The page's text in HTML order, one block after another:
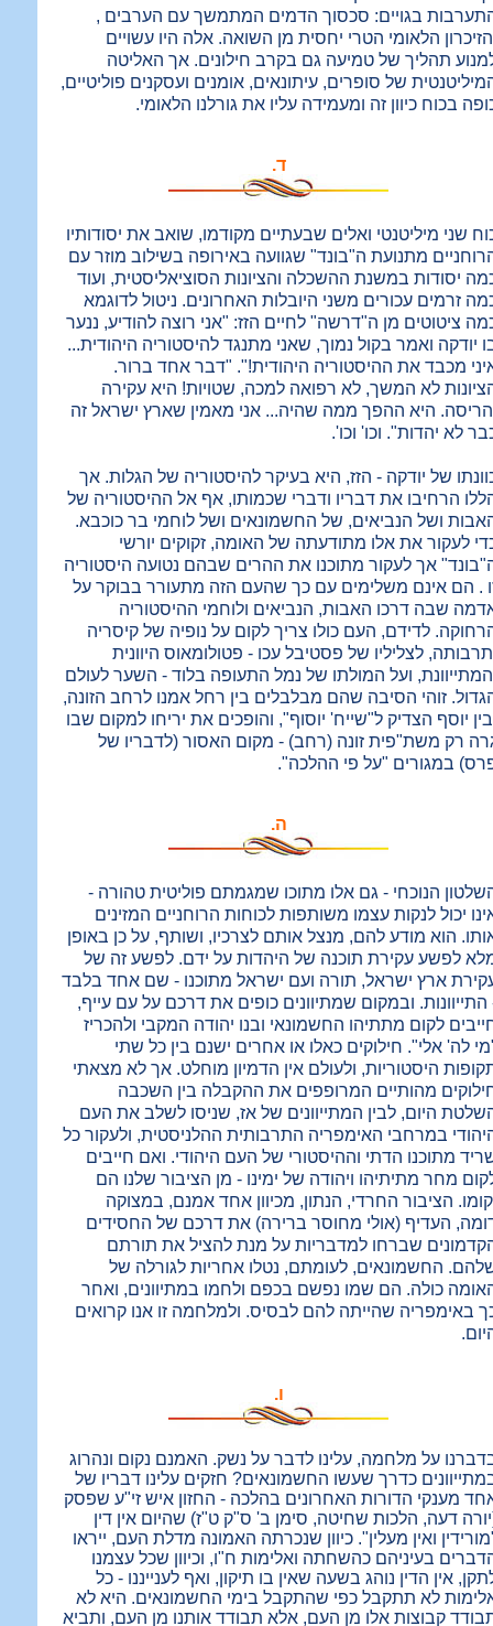
בגויים: סכסוך הדמים המתמשך עם הערבים ,
הלאומי הטרי יחסית מן השואה. אלה היו עשויים
תהליך של טמיעה גם בקרב חילונים. אך האליטה
של סופרים, עיתונאים, אומנים ועסקנים פוליטיים,
בכוח כיוון זה ומעמידה עליו את גורלנו הלאומי.
ד.
שני מיליטנטי ואלים שבעתיים מקודמו, שואב את יסודותיו
מתנועת ה"בונד" שגוועה באירופה בשילוב מוזר עם
יסודות במשנת ההשכלה והציונות הסוציאליסטית, ועוד
זרמים עכורים משני היובלות האחרונים. ניטול לדוגמא
ציטוטים מן ה"דרשה" לחיים הזז: "אני רוצה להודיע, ננער
יודקה ואמר בקול נמוך, שאני מתנגד להיסטוריה היהודית...
מכבד את ההיסטוריה היהודית!". "דבר אחד ברור.
לא המשך, לא רפואה למכה, שטויות! היא עקירה
היא ההפך ממה שהיה... אני מאמין שארץ ישראל זה
לא יהדות". וכו' וכו'.
של יודקה - הזז, היא בעיקר להיסטוריה של הגלות. אך
הרחיבו את דבריו ודברי שכמותו, אף אל ההיסטוריה של
ושל הנביאים, של החשמונאים ושל לוחמי בר כוכבא.
לעקור את אלו מתודעתה של האומה, זקוקים יורשי
אך לעקור מתוכנו את ההרים שבהם נטועה היסטוריה
. הם אינם משלימים עם כך שהעם הזה מתעורר בבוקר על
שבה דרכו האבות, הנביאים ולוחמי ההיסטוריה
לדידם, העם כולו צריך לקום על נופיה של קיסריה
לצליליו של פסטיבל עכו - פטולומאוס היוונית
ועל המולתו של נמל התעופה בלוד - השער לעולם
זוהי הסיבה שהם מבלבלים בין רחל אמנו לרחב הזונה,
יוסף הצדיק ל"שייח' יוסוף", והופכים את יריחו למקום שבו
רק משת"פית זונה (רחב) - מקום האסור (לדבריו של
במגורים "על פי ההלכה".
ה.
הנוכחי - גם אלו מתוכו שמגמתם פוליטית טהורה -
יכול לנקות עצמו משותפות לכוחות הרוחניים המזינים
הוא מודע להם, מנצל אותם לצרכיו, ושותף, על כן באופן
לפשע עקירת תוכנה של היהדות על ידם. לפשע זה של
ארץ ישראל, תורה ועם ישראל מתוכנו - שם אחד בלבד
התייוונות. ובמקום שמתיוונים כופים את דרכם על עם עייף,
לקום מתתיהו החשמונאי ובנו יהודה המקבי ולהכריז
לה' אלי". חילוקים כאלו או אחרים ישנם בין כל שתי
היסטוריות, ולעולם אין הדמיון מוחלט. אך לא מצאתי
מהותיים המרופפים את ההקבלה בין השכבה
היום, לבין המתייוונים של אז, שניסו לשלב את העם
במרחבי האימפריה התרבותית ההלניסטית, ולעקור כל
מתוכנו הדתי וההיסטורי של העם היהודי. ואם חייבים
מחר מתיתיהו ויהודה של ימינו - מן הציבור שלנו הם
הציבור החרדי, הנתון, מכיוון אחד אמנם, במצוקה
העדיף (אולי מחוסר ברירה) את דרכם של החסידים
שברחו למדבריות על מנת להציל את תורתם
החשמונאים, לעומתם, נטלו אחריות לגורלה של
כולה. הם שמו נפשם בכפם ולחמו במתיוונים, ואחר
באימפריה שהייתה להם לבסיס. ולמלחמה זו אנו קרואים
ו.
על מלחמה, עלינו לדבר על נשק. האמנם נקום ונהרוג
כדרך שעשו החשמונאים? חזקים עלינו דבריו של
מענקי הדורות האחרונים בהלכה - החזון איש זי"ע שפסק
דעה, הלכות שחיטה, סימן ב' ס"ק ט"ז) שהיום אין דין
ואין מעלין". כיוון שנכרתה האמונה מדלת העם, ייראו
בעיניהם כהשחתה ואלימות ח"ו, וכיוון שכל עצמנו
אין הדין נוהג בשעה שאין בו תיקון, ואף לענייננו - כל
לא תתקבל כפי שהתקבל בימי החשמונאים. היא לא
קבוצות אלו מן העם, אלא תבודד אותנו מן העם, ותביא